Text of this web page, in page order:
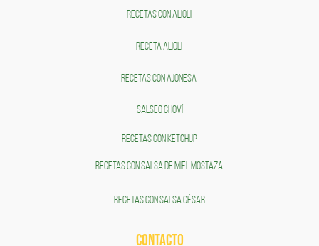
RECETAS CON ALIOLI
RECETA ALIOLI
RECETAS CON AJONESA
SALSEO CHOVÍ
RECETAS CON KETCHUP
RECETAS CON SALSA DE MIEL MOSTAZA
RECETAS CON SALSA CÉSAR
CONTACTO